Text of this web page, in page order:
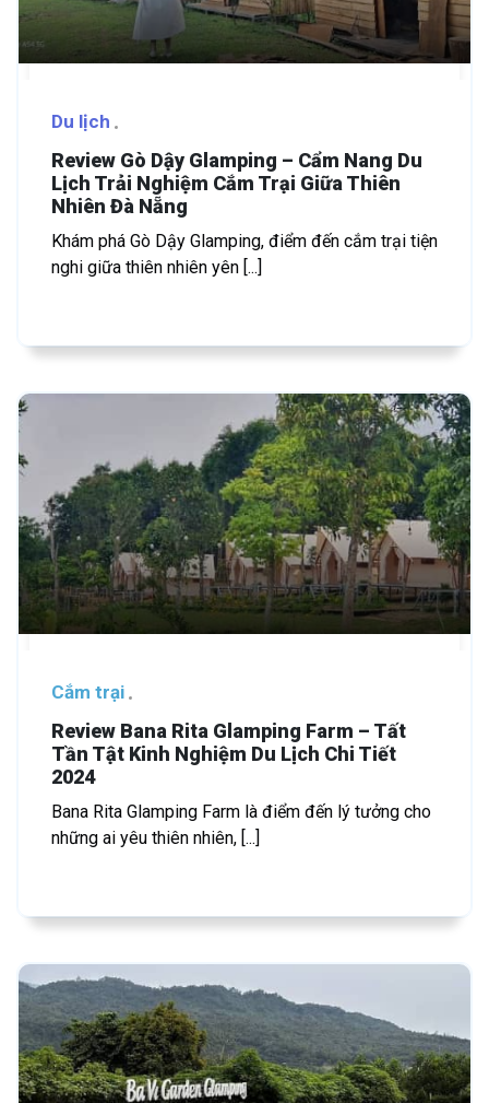
Du lịch
Review Gò Dậy Glamping – Cẩm Nang Du
Lịch Trải Nghiệm Cắm Trại Giữa Thiên
Nhiên Đà Nẵng
Khám phá Gò Dậy Glamping, điểm đến cắm trại tiện
nghi giữa thiên nhiên yên [...]
Cắm trại
Review Bana Rita Glamping Farm – Tất
Tần Tật Kinh Nghiệm Du Lịch Chi Tiết
2024
Bana Rita Glamping Farm là điểm đến lý tưởng cho
những ai yêu thiên nhiên, [...]